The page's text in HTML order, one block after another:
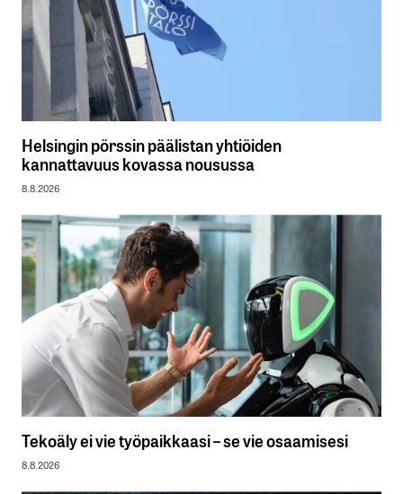
Helsingin pörssin päälistan yhtiöiden
kannattavuus kovassa nousussa
8.8.2026
Tekoäly ei vie työpaikkaasi – se vie osaamisesi
8.8.2026